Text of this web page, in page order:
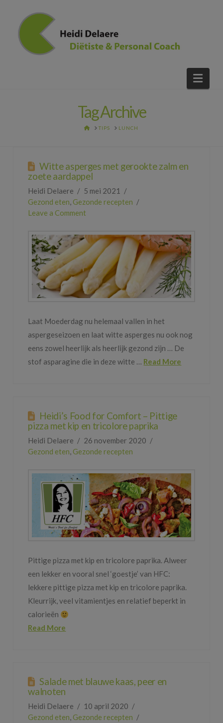
Tag Archive
HOME
TIPS LUNCH
Witte asperges met gerookte zalm en
zoete aardappel
Heidi Delaere
5 mei 2021
Gezond eten,Gezonde recepten
Leave a Comment
Laat Moederdag nu helemaal vallen in het
aspergeseizoen en laat witte asperges nu ook nog
eens zowel heerlijk als heerlijk gezond zijn … De
stof asparagine die in deze witte … Read More
Heidi’s Food for Comfort – Pittige
pizza met kip en tricolore paprika
Heidi Delaere
26 november 2020
Gezond eten,Gezonde recepten
Pittige pizza met kip en tricolore paprika. Alweer
een lekker en vooral snel ‘goestje’ van HFC:
lekkere pittige pizza met kip en tricolore paprika.
Kleurrijk, veel vitamientjes en relatief beperkt in
calorieën
Read More
Salade met blauwe kaas, peer en
walnoten
Heidi Delaere
10 april 2020
Gezond eten,Gezonde recepten